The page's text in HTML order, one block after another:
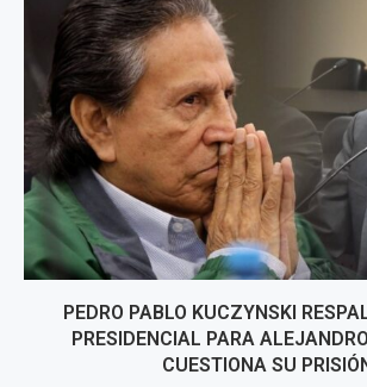
PEDRO PABLO KUCZYNSKI
PRESIDENCIAL PARA
CUESTIONA SU